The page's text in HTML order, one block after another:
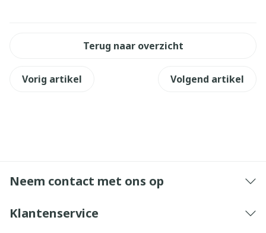
Terug naar overzicht
Vorig artikel Volgend artikel
Neem contact met ons op
Klantenservice